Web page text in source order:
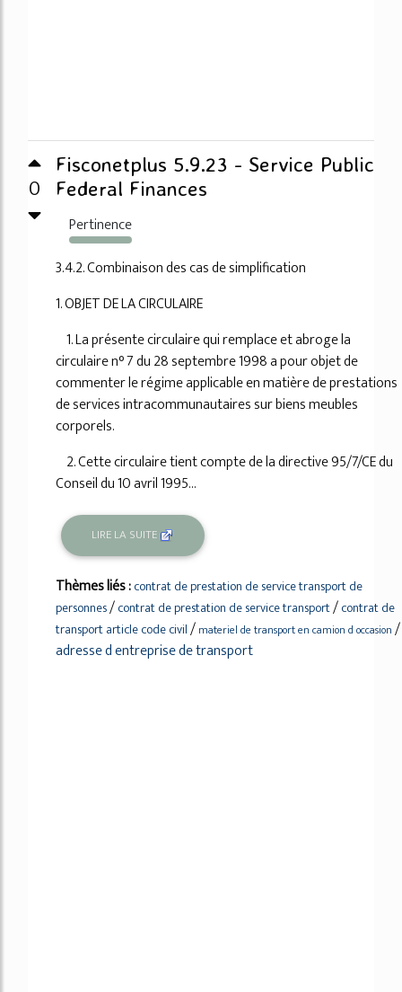
0
Fisconetplus 5.9.23 - Service Public
Federal Finances
Pertinence
702%
3.4.2. Combinaison des cas de simplification
1. OBJET DE LA CIRCULAIRE
1. La présente circulaire qui remplace et abroge la
circulaire n° 7 du 28 septembre 1998 a pour objet de
commenter le régime applicable en matière de prestations
de services intracommunautaires sur biens meubles
corporels.
2. Cette circulaire tient compte de la directive 95/7/CE du
Conseil du 10 avril 1995...
LIRE LA SUITE
Thèmes liés :contrat de prestation de service transport de
personnes/contrat de prestation de service transport/contrat de
transport article code civil/ materiel de transport en camion d occasion /
adresse d entreprise de transport